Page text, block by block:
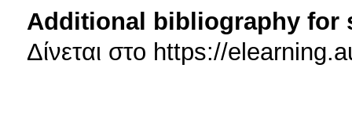
Additional bibliography for
Δίνεται στο https://